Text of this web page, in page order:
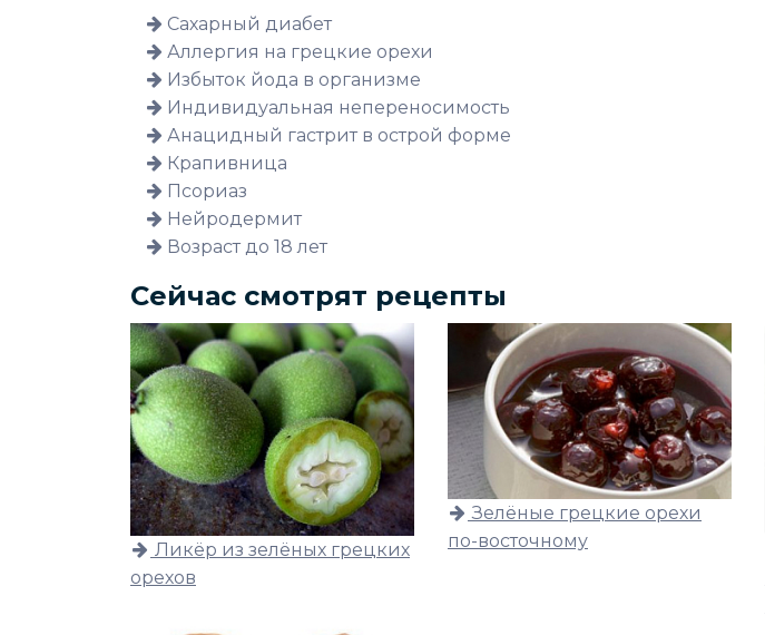
Сахарный диабет
Аллергия на грецкие орехи
Избыток йода в организме
Индивидуальная непереносимость
Анацидный гастрит в острой форме
Крапивница
Псориаз
Нейродермит
Возраст до 18 лет
Сейчас смотрят рецепты
Ликёр из зелёных грецких
орехов
Зелёные грецкие орехи
по-восточному